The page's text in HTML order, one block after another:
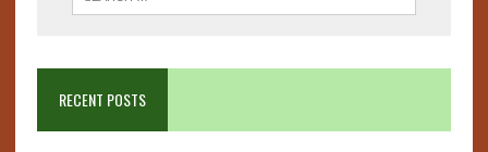
RECENT POSTS